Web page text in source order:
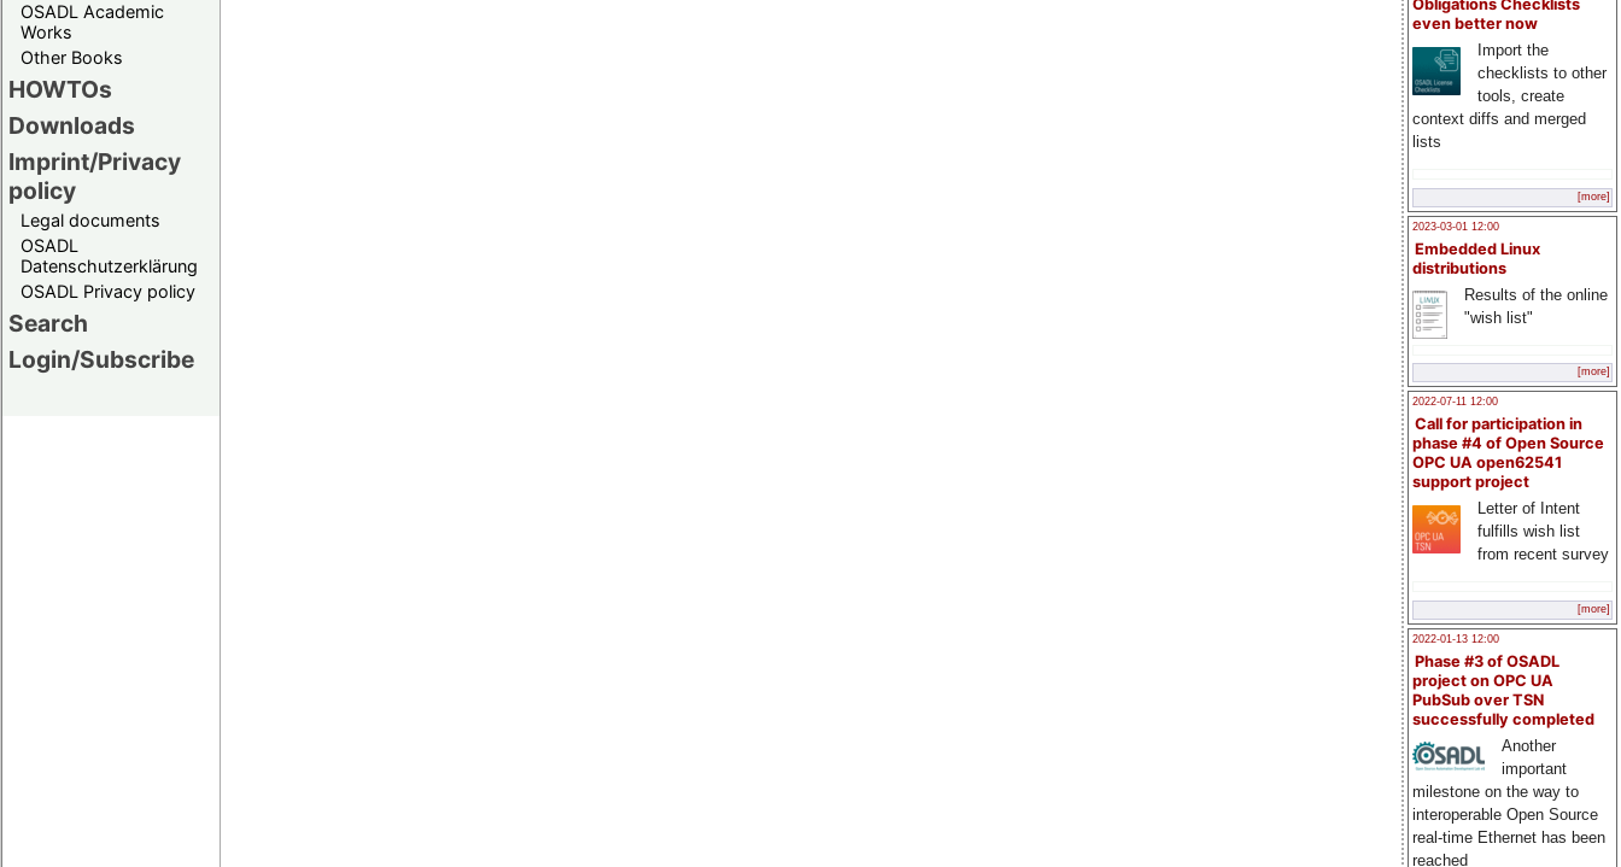
OSADL Academic
Works
Other Books
HOWTOs
Downloads
Imprint/Privacy
policy
Legal documents
OSADL
Datenschutzerklärung
OSADL Privacy policy
Search
Login/Subscribe
Obligations Checklists
even better now
Import the
checklists to other
tools, create
context diffs and merged
lists
[more]
2023-03-01 12:00
Embedded Linux
distributions
Results of the online
"wish list"
[more]
2022-07-11 12:00
Call for participation in
phase #4 of Open Source
OPC UA open62541
support project
Letter of Intent
fulfills wish list
from recent survey
[more]
2022-01-13 12:00
Phase #3 of OSADL
project on OPC UA
PubSub over TSN
successfully completed
Another
important
milestone on the way to
interoperable Open Source
real-time Ethernet has been
reached